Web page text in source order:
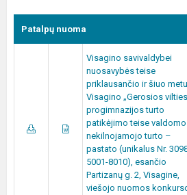
Patalpų nuoma
Visagino savivaldybei
nuosavybės teise
priklausančio ir šiuo metu
Visagino „Gerosios
progimnazijos turto
patikėjimo teise valdomo
nekilnojamojo turto –
pastato (unikalus Nr.
5001-8010), esančio
Partizanų g. 2, Visagine,
viešojo nuomos